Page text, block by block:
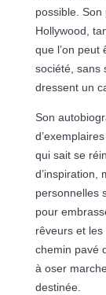
possible.
Hollywood,
que l’on peut
société, sans
dressent un
Son
qui sait se
d’inspiration,
personnelles
pour
rêveurs et
chemin pavé
à oser
destinée.